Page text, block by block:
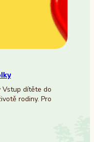
Vstup dítěte do
rodiny. Pro